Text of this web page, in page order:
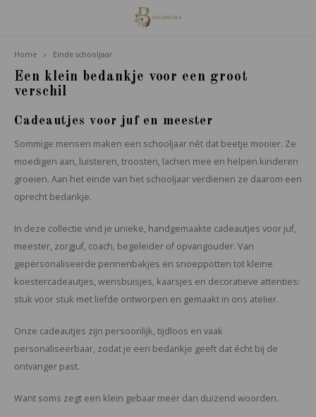
Hoofdmenu / familie van houdt
Familie van Houdt
Poppetjes
Accessoires
Giftsets
Home Einde schooljaar
Een klein bedankje voor een groot
verschil
Cadeautjes voor juf en meester
Sommige mensen maken een schooljaar nét dat beetje mooier. Ze
moedigen aan, luisteren, troosten, lachen mee en helpen kinderen
groeien. Aan het einde van het schooljaar verdienen ze daarom een
oprecht bedankje.
In deze collectie vind je unieke, handgemaakte cadeautjes voor juf,
meester, zorgjuf, coach, begeleider of opvangouder. Van
gepersonaliseerde pennenbakjes en snoeppotten tot kleine
koestercadeautjes, wensbuisjes, kaarsjes en decoratieve attenties:
stuk voor stuk met liefde ontworpen en gemaakt in ons atelier.
Onze cadeautjes zijn persoonlijk, tijdloos en vaak
personaliseerbaar, zodat je een bedankje geeft dat écht bij de
ontvanger past.
Want soms zegt een klein gebaar meer dan duizend woorden.